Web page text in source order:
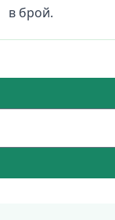
в брой.